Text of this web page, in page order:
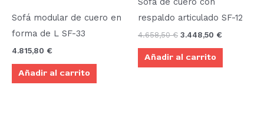
Sofá modular de cuero en
forma de L SF-33
4.815,80 €
Añadir al carrito
respaldo articulado SF-12
4.658,50€
era:
4.658,50 €.
3.448,50 €
3.448,50
Añadir al carrito